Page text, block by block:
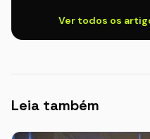
Ver todos os
Leia também